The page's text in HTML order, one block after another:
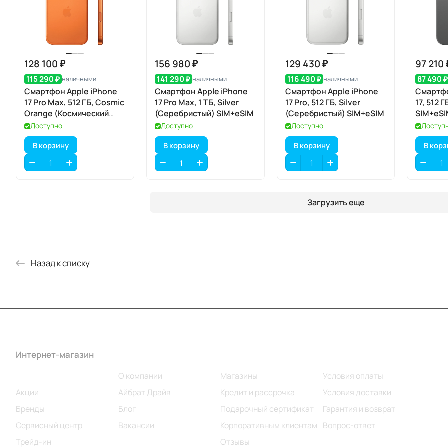
128 100 ₽
115 290 ₽ наличными
Смартфон Apple iPhone
17 Pro Max, 512 ГБ, Cosmic
Orange (Космический
оранжевый) Dual eSIM
Доступно
В корзину
156 980 ₽
141 290 ₽ наличными
Смартфон Apple iPhone
17 Pro Max, 1 ТБ, Silver
(Серебристый) SIM+eSIM
Доступно
В корзину
129 430 ₽
116 490 ₽ наличными
Смартфон Apple iPhone
17 Pro, 512 ГБ, Silver
(Серебристый) SIM+eSIM
Доступно
В корзину
97 210
87 490 ₽
17, 512
В
Загрузить еще
Назад к списку
Интернет-магазин
Акции
Бренды
Сервисный центр
Трейд-ин
О компании
Айбрат Драйв
Блог
Вакансии
Магазины
Кредит и рассрочка
Подарочный сертификат
Корпоративным клиентам
Отзывы
Условия оплаты
Условия доставки
Гарантия и возврат
Вопрос-ответ